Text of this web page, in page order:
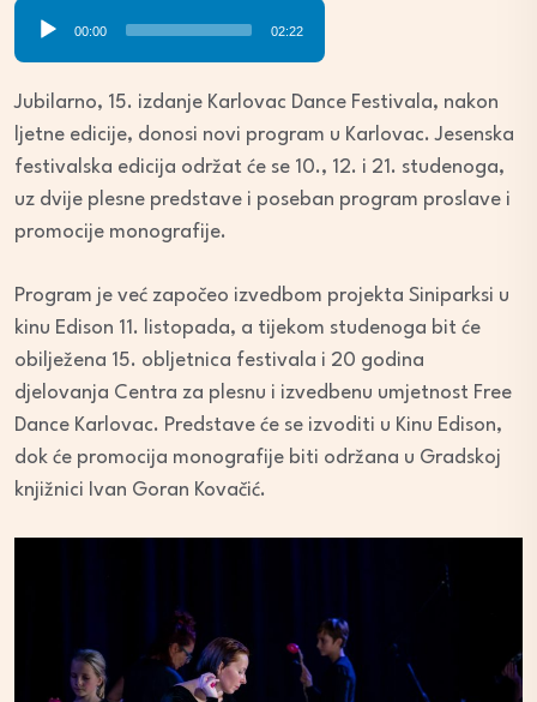
Audio
Player
00:00 02:22
Jubilarno, 15. izdanje Karlovac Dance Festivala, nakon
ljetne edicije, donosi novi program u Karlovac. Jesenska
festivalska edicija održat će se 10., 12. i 21. studenoga,
uz dvije plesne predstave i poseban program proslave i
promocije monografije.
Program je već započeo izvedbom projekta Siniparksi u
kinu Edison 11. listopada, a tijekom studenoga bit će
obilježena 15. obljetnica festivala i 20 godina
djelovanja Centra za plesnu i izvedbenu umjetnost Free
Dance Karlovac. Predstave će se izvoditi u Kinu Edison,
dok će promocija monografije biti održana u Gradskoj
knjižnici Ivan Goran Kovačić.